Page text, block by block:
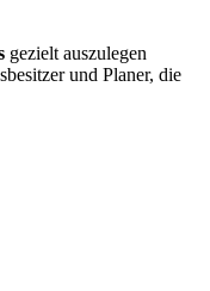
gezielt auszulegen
und Planer, die